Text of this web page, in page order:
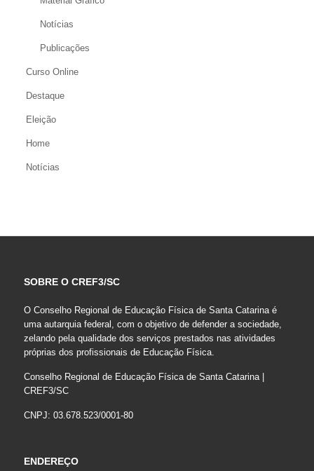
Notícias
Publicações
Curso Online
Destaque
Eleição
Home
Notícias
SOBRE O CREF3/SC
O Conselho Regional de Educação Física de Santa Catarina é
uma autarquia federal, com o objetivo de defender a sociedade,
zelando pela qualidade dos serviços prestados nas atividades
próprias dos profissionais de Educação Física.
Conselho Regional de Educação Física de Santa Catarina |
CREF3/SC
CNPJ: 03.678.523/0001-80
ENDEREÇO